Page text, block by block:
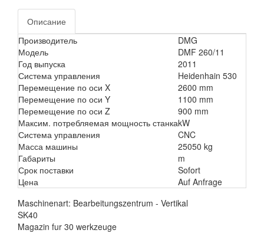
Описание
Производитель
DMG
Модель
DMF 260/11
Год выпуска
2011
Система управления
Heidenhain 530
Перемещение по оси X
2600 mm
Перемещение по оси Y
1100 mm
Перемещение по оси Z
900 mm
Максим. потребляемая мощность станкаkW
Система управления
CNC
Масса машины
25050 kg
Габариты
m
Срок поставки
Sofort
Цена
Auf Anfrage
Maschinenart: Bearbeitungszentrum - Vertikal
SK40
Magazin fur 30 werkzeuge